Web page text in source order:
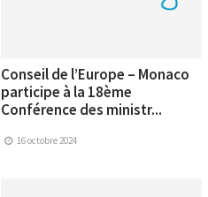
Conseil de l’Europe – Monaco
participe à la 18ème
Conférence des ministr...
16 octobre 2024